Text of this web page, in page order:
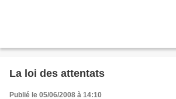
La loi des attentats
Publié le 05/06/2008 à 14:10